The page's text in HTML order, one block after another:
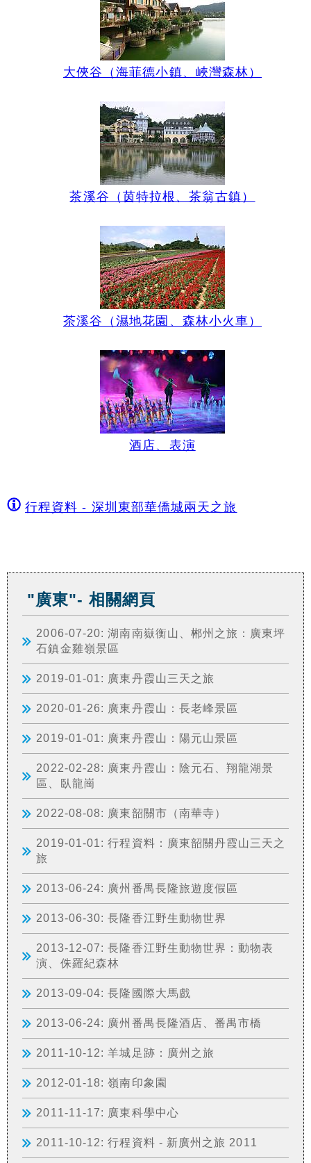
大俠谷（海菲德小鎮、峽灣森林）
茶溪谷（茵特拉根、茶翁古鎮）
茶溪谷（濕地花園、森林小火車）
酒店、表演
行程資料 - 深圳東部華僑城兩天之旅
"廣東"- 相關網頁
2006-07-20: 湖南南嶽衡山、郴州之旅：廣東坪
石鎮金雞嶺景區
2019-01-01: 廣東丹霞山三天之旅
2020-01-26: 廣東丹霞山：長老峰景區
2019-01-01: 廣東丹霞山：陽元山景區
2022-02-28: 廣東丹霞山：陰元石、翔龍湖景
區、臥龍崗
2022-08-08: 廣東韶關市（南華寺）
2019-01-01: 行程資料：廣東韶關丹霞山三天之
旅
2013-06-24: 廣州番禺長隆旅遊度假區
2013-06-30: 長隆香江野生動物世界
2013-12-07: 長隆香江野生動物世界：動物表
演、侏羅紀森林
2013-09-04: 長隆國際大馬戲
2013-06-24: 廣州番禺長隆酒店、番禺市橋
2011-10-12: 羊城足跡：廣州之旅
2012-01-18: 嶺南印象園
2011-11-17: 廣東科學中心
2011-10-12: 行程資料 - 新廣州之旅 2011